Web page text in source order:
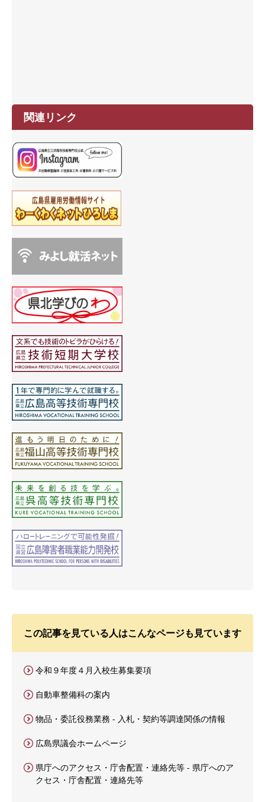
関連リンク
この記事を見ている人はこんなページも見ています
令和９年度４月入校生募集要項
自動車整備科の案内
物品・委託役務業務 - 入札・契約等調達関係の情報
広島県議会ホームページ
県庁へのアクセス・庁舎配置・連絡先等 - 県庁へのア
クセス・庁舎配置・連絡先等